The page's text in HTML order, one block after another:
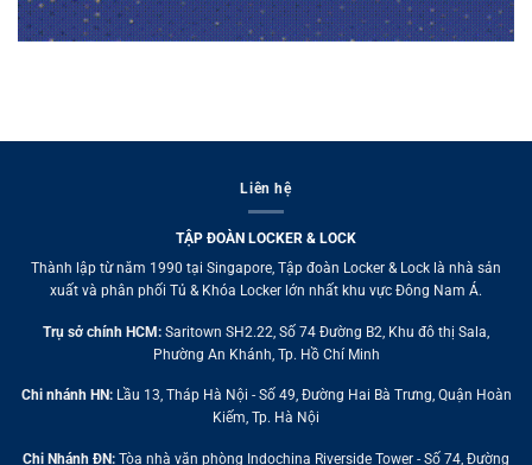
Liên hệ
TẬP ĐOÀN LOCKER & LOCK
Thành lập từ năm 1990 tại Singapore, Tập đoàn Locker & Lock là nhà sản
xuất và phân phối Tủ & Khóa Locker lớn nhất khu vực Đông Nam Á.
Trụ sở chính HCM: Saritown SH2.22, Số 74 Đường B2, Khu đô thị Sala,
Phường An Khánh, Tp. Hồ Chí Minh
Chi nhánh HN:Lầu 13, Tháp Hà Nội - Số 49, Đường Hai Bà Trưng, Quận Hoàn
Kiếm, Tp. Hà Nội
Chi Nhánh ĐN: Tòa nhà văn phòng Indochina Riverside Tower - Số 74, Đường